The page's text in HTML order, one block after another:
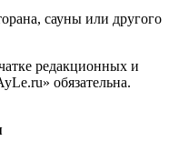
сауны или другого
редакционных и
обязательна.